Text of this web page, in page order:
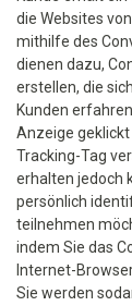
die Websites
mithilfe des
dienen dazu,
erstellen, die
Kunden
Anzeige
Tracking-Tag
erhalten jedoch
persönlich
teilnehmen
indem Sie das
Internet-
Sie werden